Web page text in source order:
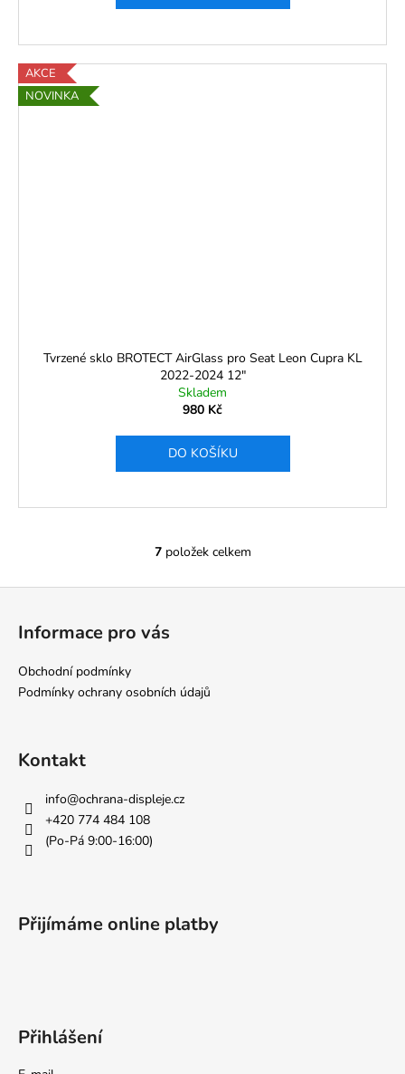
AKCE
NOVINKA
Tvrzené sklo BROTECT AirGlass pro Seat Leon Cupra KL
2022-2024 12"
Skladem
980 Kč
DO KOŠÍKU
O
í
u
7položek celkem
Informace pro vás
Obchodní podmínky
Podmínky ochrany osobních údajů
Kontakt
info@ochrana-displeje.cz
+420 774 484 108
(Po-Pá 9:00-16:00)
Přijímáme online platby
Přihlášení